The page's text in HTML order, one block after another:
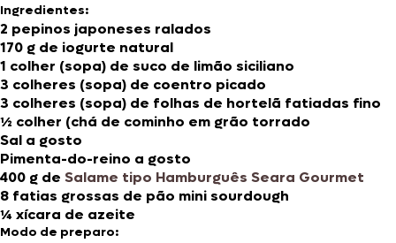
Ingredientes:
2 pepinos japoneses ralados
170 g de iogurte natural
1 colher (sopa) de suco de limão siciliano
3 colheres (sopa) de coentro picado
3 colheres (sopa) de folhas de hortelã fatiadas fino
½ colher (chá de cominho em grão torrado
Sal a gosto
Pimenta-do-reino a gosto
400 g de Salame tipo Hamburguês Seara Gourmet
8 fatias grossas de pão mini sourdough
¼ xícara de azeite
Modo de preparo: